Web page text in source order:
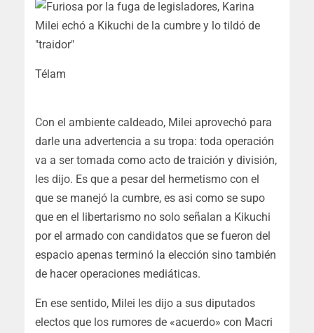
Télam
Con el ambiente caldeado, Milei aprovechó para
darle una advertencia a su tropa: toda operación
va a ser tomada como acto de traición y división,
les dijo. Es que a pesar del hermetismo con el
que se manejó la cumbre, es asi como se supo
que en el libertarismo no solo señalan a Kikuchi
por el armado con candidatos que se fueron del
espacio apenas terminó la elección sino también
de hacer operaciones mediáticas.
En ese sentido, Milei les dijo a sus diputados
electos que los rumores de «acuerdo» con Macri